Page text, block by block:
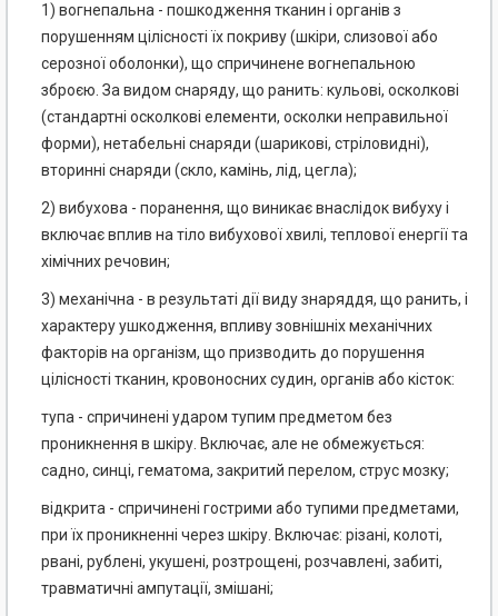
1) вогнепальна - пошкодження тканин і органів з
порушенням цілісності їх покриву (шкіри, слизової або
серозної оболонки), що спричинене вогнепальною
зброєю. За видом снаряду, що ранить: кульові, осколкові
(стандартні осколкові елементи, осколки неправильної
форми), нетабельні снаряди (шарикові, стріловидні),
вторинні снаряди (скло, камінь, лід, цегла);
2) вибухова - поранення, що виникає внаслідок вибуху і
включає вплив на тіло вибухової хвилі, теплової енергії та
хімічних речовин;
3) механічна - в результаті дії виду знаряддя, що ранить, і
характеру ушкодження, впливу зовнішніх механічних
факторів на організм, що призводить до порушення
цілісності тканин, кровоносних судин, органів або кісток:
тупа - спричинені ударом тупим предметом без
проникнення в шкіру. Включає, але не обмежується:
садно, синці, гематома, закритий перелом, струс мозку;
відкрита - спричинені гострими або тупими предметами,
при їх проникненні через шкіру. Включає: різані, колоті,
рвані, рублені, укушені, розтрощені, розчавлені, забиті,
травматичні ампутації, змішані;